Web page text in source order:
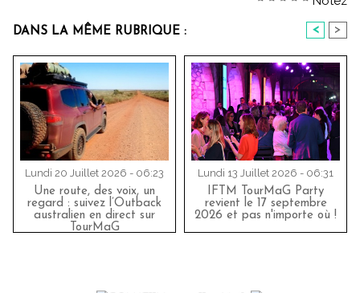
DANS LA MÊME RUBRIQUE : < >
Lundi 20 Juillet 2026 - 06:23
Une route, des voix, un
regard : suivez l’Outback
australien en direct sur
TourMaG
Lundi 13 Juillet 2026 - 06:31
IFTM TourMaG Party
revient le 17 septembre
2026 et pas n'importe où !